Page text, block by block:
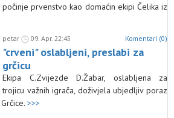
počinje prvenstvo kao domaćin ekipi Čelika iz
petar 09. Apr. 22:45 Komentari (0)
"crveni" oslabljeni, preslabi za
grčicu
Ekipa C.Zvijezde D.Žabar, oslabljena za
trojicu važnih igrača, doživjela ubjedljiv poraz
>>>